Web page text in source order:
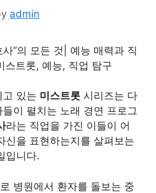
admin
”의 모든 것| 예능 매력과 직
스트롯, 예능, 직업 탐구
고 있는 미스트롯 시리즈는 다
이 펼치는 노래 경연 프로그
라는 직업을 가진 이들이 어
신을 표현하는지를 살펴보는
입니다.
병원에서 환자를 돌보는 중